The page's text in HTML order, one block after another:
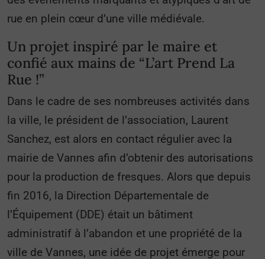
rue en plein cœur d’une ville médiévale.
Un projet inspiré par le maire et
confié aux mains de “L’art Prend La
Rue !”
Dans le cadre de ses nombreuses activités dans
la ville, le président de l’association, Laurent
Sanchez, est alors en contact régulier avec la
mairie de Vannes afin d’obtenir des autorisations
pour la production de fresques. Alors que depuis
fin 2016, la Direction Départementale de
l’Équipement (DDE) était un bâtiment
administratif à l’abandon et une propriété de la
ville de Vannes, une idée de projet émerge pour